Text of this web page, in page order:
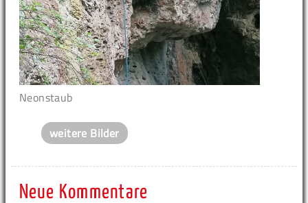
Neonstaub
weitere Bilder
Neue Kommentare